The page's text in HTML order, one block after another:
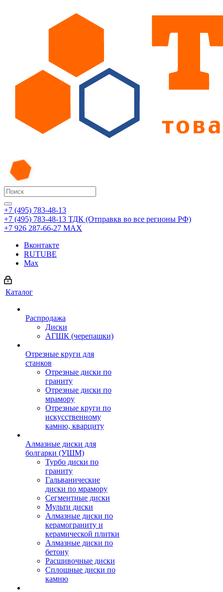
+7 (495) 783-48-13
+7 (495) 783-48-13 ТДК (Отправкв во все регионы РФ)
+7 926 287-66-27 МАХ
Вконтакте
RUTUBE
Max
Каталог
Распродажа
Диски
АГШК (черепашки)
Отрезные круги для
станков
Отрезные диски по
граниту
Отрезные диски по
мрамору
Отрезные круги по
искусственному
камню, кварциту
Алмазные диски для
болгарки (УШМ)
Турбо диски по
граниту
Гальванические
диски по мрамору
Сегментные диски
Мульти диски
Алмазные диски по
керамограниту и
керамической плитки
Алмазные диски по
бетону
Расшивочные диски
Сплошные диски по
камню